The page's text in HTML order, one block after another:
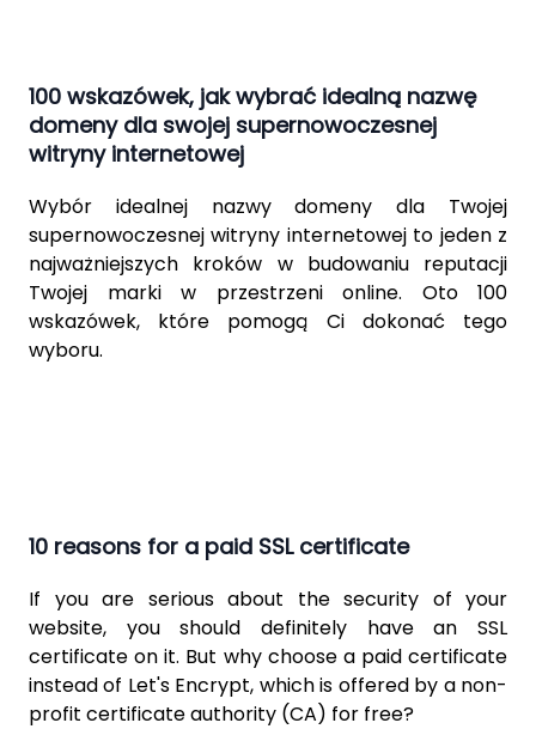
100 wskazówek, jak wybrać idealną nazwę
domeny dla swojej supernowoczesnej
witryny internetowej
Wybór idealnej nazwy domeny dla Twojej
supernowoczesnej witryny internetowej to jeden z
najważniejszych kroków w budowaniu reputacji
Twojej marki w przestrzeni online. Oto 100
wskazówek, które pomogą Ci dokonać tego
wyboru.
10 reasons for a paid SSL certificate
If you are serious about the security of your
website, you should definitely have an SSL
certificate on it. But why choose a paid certificate
instead of Let's Encrypt, which is offered by a non-
profit certificate authority (CA) for free?